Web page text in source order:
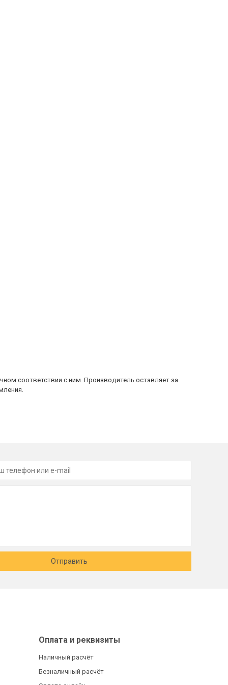
соответствии с ним. Производитель оставляет за
Отправить
Оплата и реквизиты
Наличный расчёт
Безналичный расчёт